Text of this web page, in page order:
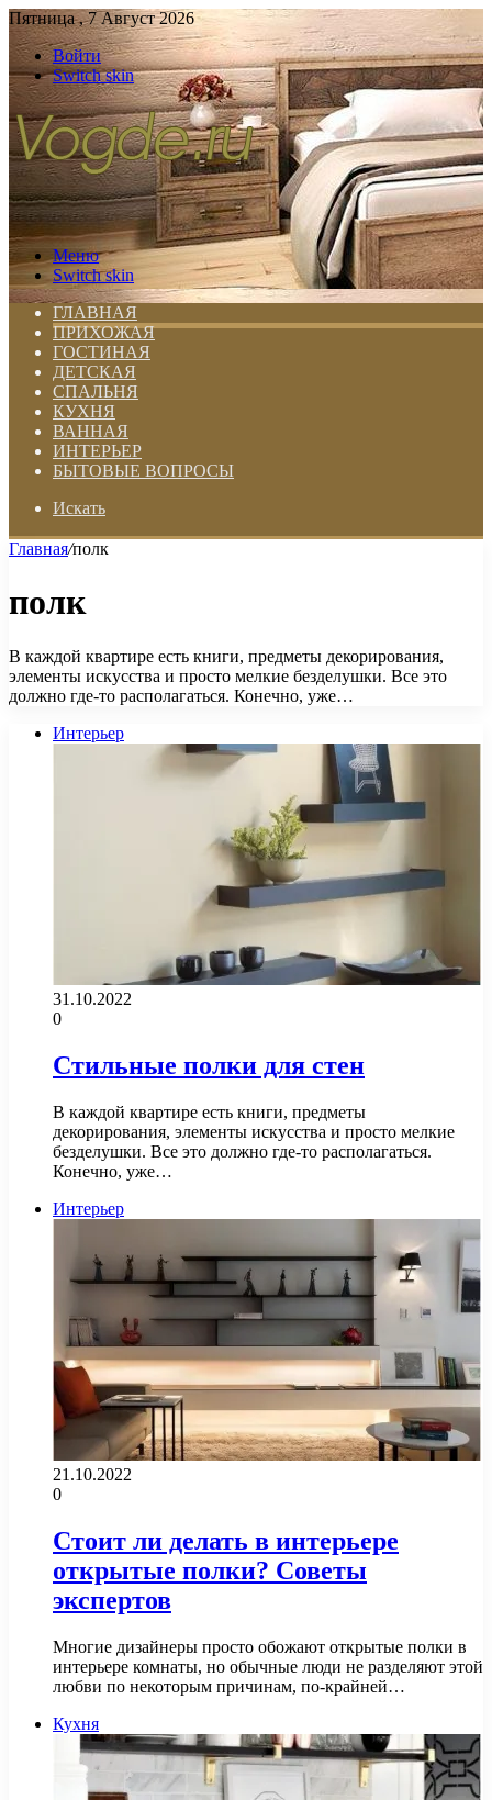
Пятница , 7 Август 2026
Войти
Switch skin
Меню
Switch skin
ГЛАВНАЯ
ПРИХОЖАЯ
ГОСТИНАЯ
ДЕТСКАЯ
СПАЛЬНЯ
КУХНЯ
ВАННАЯ
ИНТЕРЬЕР
БЫТОВЫЕ ВОПРОСЫ
Искать
Главная/полк
полк
В каждой квартире есть книги, предметы декорирования,
элементы искусства и просто мелкие безделушки. Все это
должно где-то располагаться. Конечно, уже…
Интерьер
31.10.2022
0
Стильные полки для стен
В каждой квартире есть книги, предметы
декорирования, элементы искусства и просто мелкие
безделушки. Все это должно где-то располагаться.
Конечно, уже…
Интерьер
21.10.2022
0
Стоит ли делать в интерьере
открытые полки? Советы
экспертов
Многие дизайнеры просто обожают открытые полки в
интерьере комнаты, но обычные люди не разделяют этой
любви по некоторым причинам, по-крайней…
Кухня